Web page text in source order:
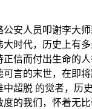
公安人员叩谢李大
大时代，历史上有
信而付出生命的人
言的末世，在即将
中超脱 的觉者，历
度的我们，怀着无